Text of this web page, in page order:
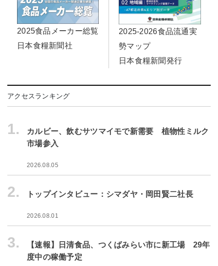
2025食品メーカー総覧
日本食糧新聞社
2025-2026食品流通実
勢マップ
日本食糧新聞発行
アクセスランキング
1.
カルビー、飲むサツマイモで新需要 植物性ミルク
市場参入
2026.08.05
2. トップインタビュー：シマダヤ・岡田賢二社長
2026.08.01
3.
【速報】日清食品、つくばみらい市に新工場 29年
度中の稼働予定